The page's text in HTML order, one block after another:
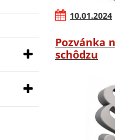
10.01.2024
Pozvánka
schôdzu